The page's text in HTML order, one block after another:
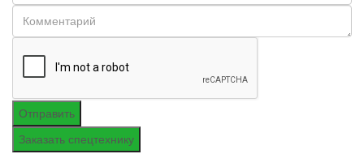
Отправить
Заказать спецтехнику